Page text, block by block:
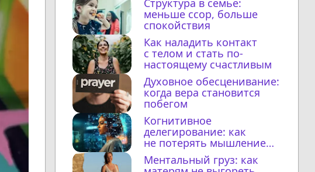
Структура в семье:
меньше ссор, больше
спокойствия
Как наладить контакт
с телом и стать по-
настоящему счастливым
Духовное обесценивание:
когда вера становится
побегом
Когнитивное
делегирование: как
не потерять мышление
с ИИ
Ментальный груз: как